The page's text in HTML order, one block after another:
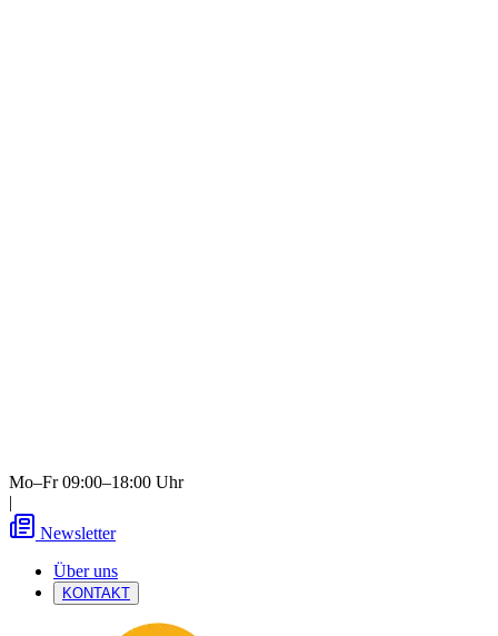
Mo–Fr 09:00–18:00 Uhr
|
Newsletter
Über uns
KONTAKT